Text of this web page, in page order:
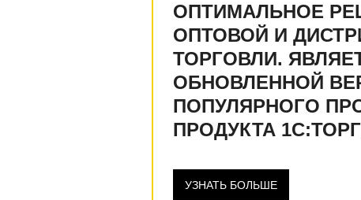
ОПТИМАЛЬНОЕ
ОПТОВОЙ И
ТОРГОВЛИ.
ОБНОВЛЕННОЙ
ПОПУЛЯРНОГО
ПРОДУКТА
УЗНАТЬ БОЛЬШЕ